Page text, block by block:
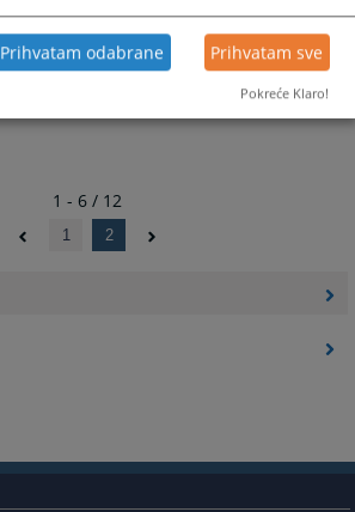
1 - 6 / 12
1 2
Prihvatam odabrane Prihvatam sve
Pokreće Klaro!